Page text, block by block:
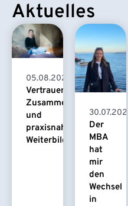
Aktuelles
05.08.2026
Vertrauensvolle
Zusammenarbeit
und
praxisnahe
Weiterbildung
30.07.2026
Der
MBA
hat
mir
den
Wechsel
in